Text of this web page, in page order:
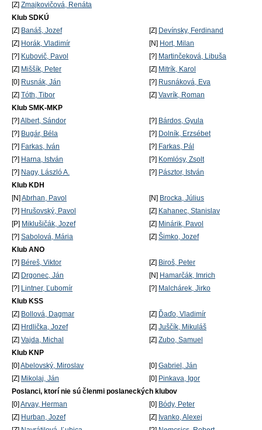
[Z] Zmajkovičová, Renáta
Klub SDKÚ
[Z] Banáš, Jozef [Z] Devínsky, Ferdinand
[Z] Horák, Vladimír [N] Hort, Milan
[?] Kubovič, Pavol [?] Martinčeková, Libuša
[Z] Miššík, Peter [Z] Mitrík, Karol
[0] Rusnák, Ján [?] Rusnáková, Eva
[Z] Tóth, Tibor [Z] Vavrík, Roman
Klub SMK-MKP
[?] Albert, Sándor [?] Bárdos, Gyula
[?] Bugár, Béla [?] Dolník, Erzsébet
[?] Farkas, Iván [?] Farkas, Pál
[?] Harna, István [?] Komlósy, Zsolt
[?] Nagy, László A. [?] Pásztor, István
Klub KDH
[N] Abrhan, Pavol [N] Brocka, Július
[?] Hrušovský, Pavol [Z] Kahanec, Stanislav
[P] Miklušičák, Jozef [Z] Minárik, Pavol
[?] Sabolová, Mária [Z] Šimko, Jozef
Klub ANO
[?] Béreš, Viktor [Z] Biroš, Peter
[Z] Drgonec, Ján [N] Hamarčák, Imrich
[?] Lintner, Ľubomír [?] Malchárek, Jirko
Klub KSS
[Z] Bollová, Dagmar [Z] Ďaďo, Vladimír
[Z] Hrdlička, Jozef [Z] Juščík, Mikuláš
[Z] Vajda, Michal [Z] Zubo, Samuel
Klub KNP
[0] Abelovský, Miroslav [0] Gabriel, Ján
[Z] Mikolaj, Ján [0] Pinkava, Igor
Poslanci, ktorí nie sú členmi poslaneckých klubov
[0] Arvay, Herman [0] Bódy, Peter
[Z] Hurban, Jozef [Z] Ivanko, Alexej